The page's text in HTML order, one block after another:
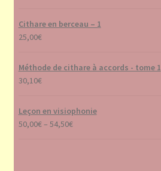
Cithare en berceau – 1
25,00€
Méthode de cithare à accords - tome 1
30,10€
Leçon en visiophonie
50,00€– 54,50€